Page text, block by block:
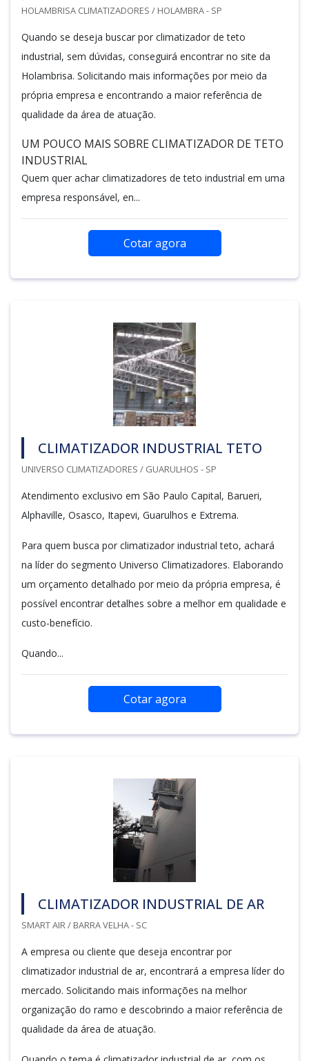
HOLAMBRISA CLIMATIZADORES / HOLAMBRA - SP
Quando se deseja buscar por climatizador de teto
industrial, sem dúvidas, conseguirá encontrar no site da
Holambrisa. Solicitando mais informações por meio da
própria empresa e encontrando a maior referência de
qualidade da área de atuação.
UM POUCO MAIS SOBRE CLIMATIZADOR DE TETO
INDUSTRIAL
Quem quer achar climatizadores de teto industrial em uma
empresa responsável, en...
Cotar agora
CLIMATIZADOR INDUSTRIAL TETO
UNIVERSO CLIMATIZADORES / GUARULHOS - SP
Atendimento exclusivo em São Paulo Capital, Barueri,
Alphaville, Osasco, Itapevi, Guarulhos e Extrema.
Para quem busca por climatizador industrial teto, achará
na líder do segmento Universo Climatizadores. Elaborando
um orçamento detalhado por meio da própria empresa, é
possível encontrar detalhes sobre a melhor em qualidade e
custo-benefício.
Quando...
Cotar agora
CLIMATIZADOR INDUSTRIAL DE AR
SMART AIR / BARRA VELHA - SC
A empresa ou cliente que deseja encontrar por
climatizador industrial de ar, encontrará a empresa líder do
mercado. Solicitando mais informações na melhor
organização do ramo e descobrindo a maior referência de
qualidade da área de atuação.